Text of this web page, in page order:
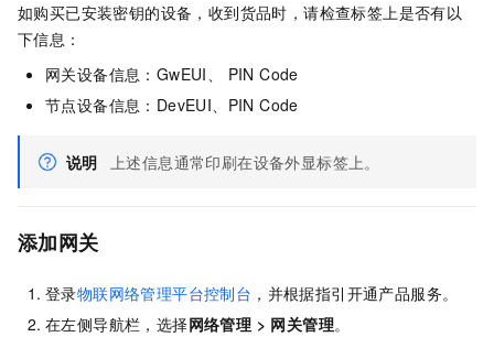
如购买已安装密钥的设备，收到货品时，请检查标签上是否有以
下信息：
网关设备信息：GwEUI、 PIN Code
节点设备信息：DevEUI、PIN Code
说明 上述信息通常印刷在设备外显标签上。
添加网关
登录物联网络管理平台控制台 ，并根据指引开通产品服务。
在左侧导航栏，选择网络管理 > 网关管理。